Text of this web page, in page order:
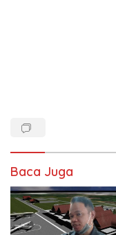
Baca Juga